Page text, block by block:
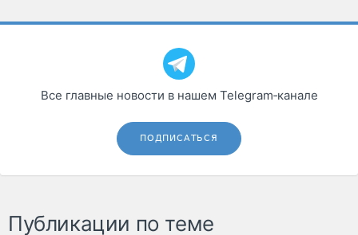
Все главные новости в нашем Telegram‑канале
ПОДПИСАТЬСЯ
Публикации по теме